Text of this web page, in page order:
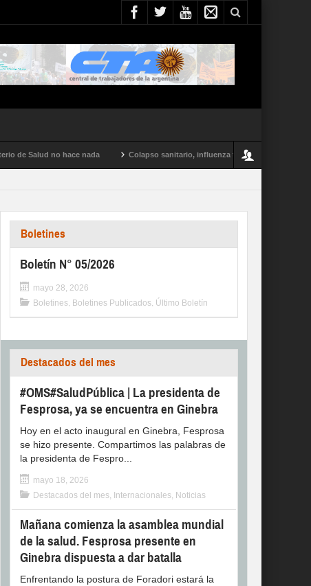
Salud no hace nada Colapso sanitario, influenza tipo A y conflictos en todo
Boletines
Boletín N° 05/2026
mayo 28, 2026
Boletines, Boletines Publicados, Último Boletín
Destacados del mes
#OMS#SaludPública | La presidenta de
Fesprosa, ya se encuentra en Ginebra
Hoy en el acto inaugural en Ginebra, Fesprosa
se hizo presente. Compartimos las palabras de
la presidenta de Fespro...
mayo 18, 2026
Destacados del mes, Internacionales, Noticias
Mañana comienza la asamblea mundial
de la salud. Fesprosa presente en
Ginebra dispuesta a dar batalla
Enfrentando la postura de Foradori estará la